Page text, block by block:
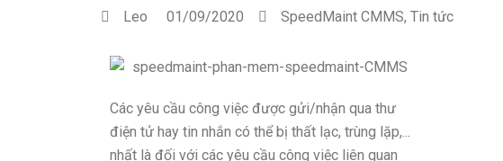
Leo 01/09/2020 SpeedMaint CMMS, Tin tức
Các yêu cầu công việc được gửi/nhận qua thư
điện tử hay tin nhắn có thể bị thất lạc, trùng lặp,...
nhất là đối với các yêu cầu công việc liên quan